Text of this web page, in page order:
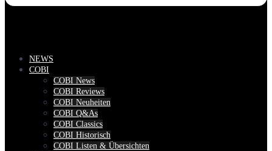
NEWS
COBI
COBI News
COBI Reviews
COBI Neuheiten
COBI Q&As
COBI Classics
COBI Historisch
COBI Listen & Übersichten